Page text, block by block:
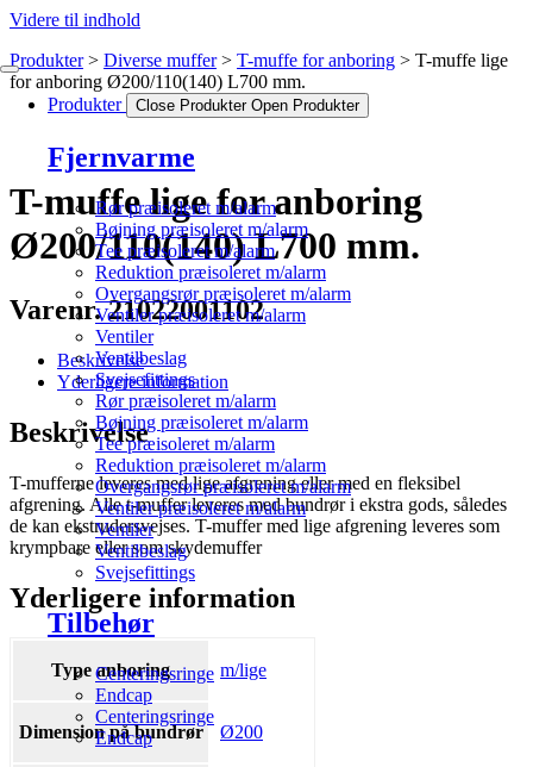
Videre til indhold
Produkter Close Produkter Open Produkter
Fjernvarme
Rør præisoleret m/alarm
Bøjning præisoleret m/alarm
Tee præisoleret m/alarm
Reduktion præisoleret m/alarm
Overgangsrør præisoleret m/alarm
Ventiler præisoleret m/alarm
Ventiler
Ventilbeslag
Svejsefittings
Rør præisoleret m/alarm
Bøjning præisoleret m/alarm
Tee præisoleret m/alarm
Reduktion præisoleret m/alarm
Overgangsrør præisoleret m/alarm
Ventiler præisoleret m/alarm
Ventiler
Ventilbeslag
Svejsefittings
Tilbehør
Centeringsringe
Endcap
Centeringsringe
Endcap
Produkter Diverse muffer T-muffe for anboring
T-muffe lige
for anboring Ø200/110(140) L700 mm.
T-muffe lige for anboring
Ø200/110(140) L700 mm.
Varenr. 21022001102
Beskrivelse
Yderligere information
Beskrivelse
T-mufferne leveres med lige afgrening eller med en fleksibel
afgrening. Alle t-muffer leveres med bundrør i ekstra gods, således
de kan ekstrudersvejses. T-muffer med lige afgrening leveres som
krympbare eller som skydemuffer
Yderligere information
Type anboring m/lige
Dimension på bundrør Ø200